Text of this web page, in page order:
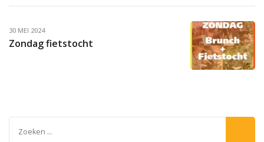
30 MEI 2024
Zondag fietstocht